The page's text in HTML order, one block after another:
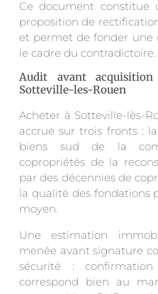
Ce document constitue
proposition de
et permet de fonder une
le cadre du contradictoire.
Audit avant
Sotteville-les-Rouen
Acheter à Sotteville-lès-
accrue sur trois fronts :
biens sud de la
copropriétés de la
par des décennies de
la qualité des fondations
moyen.
Une estimation
menée avant signature
sécurité :
correspond bien au